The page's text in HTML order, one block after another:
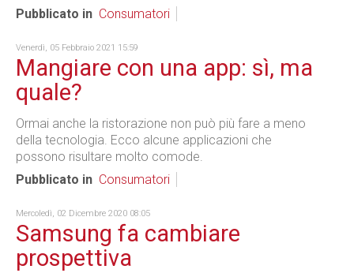
Pubblicato in Consumatori
Venerdì, 05 Febbraio 2021 15:59
Mangiare con una app: sì, ma
quale?
Ormai anche la ristorazione non può più fare a meno
della tecnologia. Ecco alcune applicazioni che
possono risultare molto comode.
Pubblicato in Consumatori
Mercoledì, 02 Dicembre 2020 08:05
Samsung fa cambiare
prospettiva